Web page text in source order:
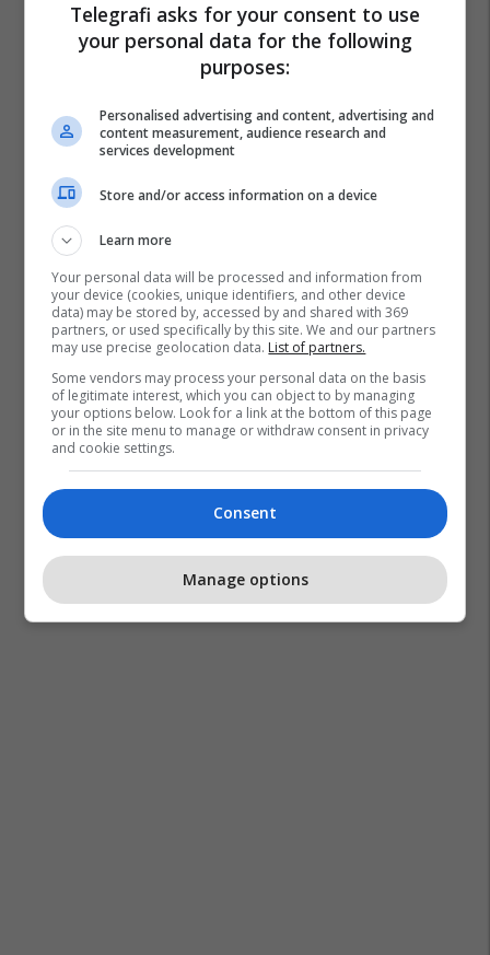
Telegrafi asks for your consent to use
your personal data for the following
purposes:
Personalised advertising and content, advertising and
content measurement, audience research and
services development
Store and/or access information on a device
Learn more
Your personal data will be processed and information from
your device (cookies, unique identifiers, and other device
data) may be stored by, accessed by and shared with 369
partners, or used specifically by this site. We and our partners
may use precise geolocation data. List of partners.
Some vendors may process your personal data on the basis
of legitimate interest, which you can object to by managing
your options below. Look for a link at the bottom of this page
or in the site menu to manage or withdraw consent in privacy
and cookie settings.
Consent
Manage options